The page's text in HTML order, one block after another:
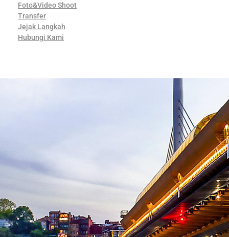
Foto&Video Shoot
Transfer
Jejak Langkah
Hubungi Kami